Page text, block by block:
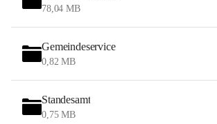
78,04 MB
Gemeindeservice
0,82 MB
Standesamt
0,75 MB